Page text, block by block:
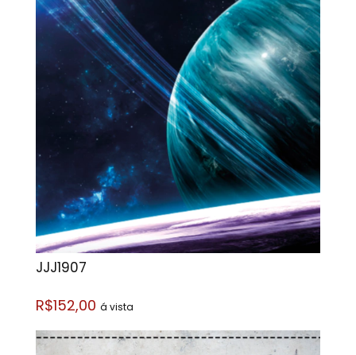
JJJ1907
R$152,00 á vista